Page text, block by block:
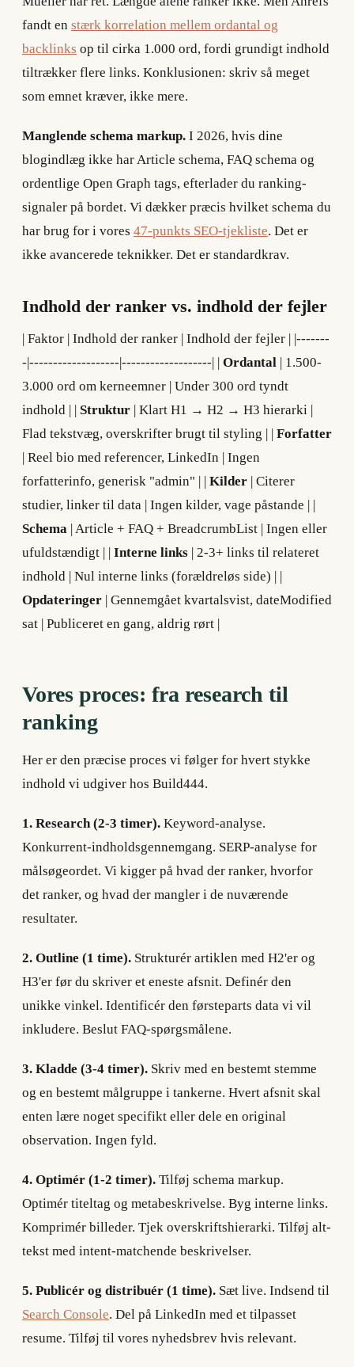
fandt en stærk korrelation mellem ordantal og
backlinks op til cirka 1.000 ord, fordi grundigt indhold
tiltrækker flere links. Konklusionen: skriv så meget
som emnet kræver, ikke mere.
Manglende schema markup. I 2026, hvis dine
blogindlæg ikke har Article schema, FAQ schema og
ordentlige Open Graph tags, efterlader du ranking-
signaler på bordet. Vi dækker præcis hvilket schema du
har brug for i vores 47-punkts SEO-tjekliste. Det er
ikke avancerede teknikker. Det er standardkrav.
Indhold der ranker vs. indhold der fejler
| Faktor | Indhold der ranker | Indhold der fejler | |-------
-|-------------------|-------------------| | Ordantal | 1.500-
3.000 ord om kerneemner | Under 300 ord tyndt
indhold | | Struktur | Klart H1 → H2 → H3 hierarki |
Flad tekstvæg, overskrifter brugt til styling | | Forfatter
| Reel bio med referencer, LinkedIn | Ingen
forfatterinfo, generisk "admin" | | Kilder | Citerer
studier, linker til data | Ingen kilder, vage påstande | |
Schema | Article + FAQ + BreadcrumbList | Ingen eller
ufuldstændigt | | Interne links | 2-3+ links til relateret
indhold | Nul interne links (forældreløs side) | |
Opdateringer | Gennemgået kvartalsvist, dateModified
sat | Publiceret en gang, aldrig rørt |
Vores proces: fra research til
ranking
Her er den præcise proces vi følger for hvert stykke
indhold vi udgiver hos Build444.
1. Research (2-3 timer). Keyword-analyse.
Konkurrent-indholdsgennemgang. SERP-analyse for
målsøgeordet. Vi kigger på hvad der ranker, hvorfor
det ranker, og hvad der mangler i de nuværende
resultater.
2. Outline (1 time). Strukturér artiklen med H2'er og
H3'er før du skriver et eneste afsnit. Definér den
unikke vinkel. Identificér den førsteparts data vi vil
inkludere. Beslut FAQ-spørgsmålene.
3. Kladde (3-4 timer). Skriv med en bestemt stemme
og en bestemt målgruppe i tankerne. Hvert afsnit skal
enten lære noget specifikt eller dele en original
observation. Ingen fyld.
4. Optimér (1-2 timer). Tilføj schema markup.
Optimér titeltag og metabeskrivelse. Byg interne links.
Komprimér billeder. Tjek overskriftshierarki. Tilføj alt-
tekst med intent-matchende beskrivelser.
5. Publicér og distribuér (1 time). Sæt live. Indsend til
Search Console. Del på LinkedIn med et tilpasset
resume. Tilføj til vores nyhedsbrev hvis relevant.